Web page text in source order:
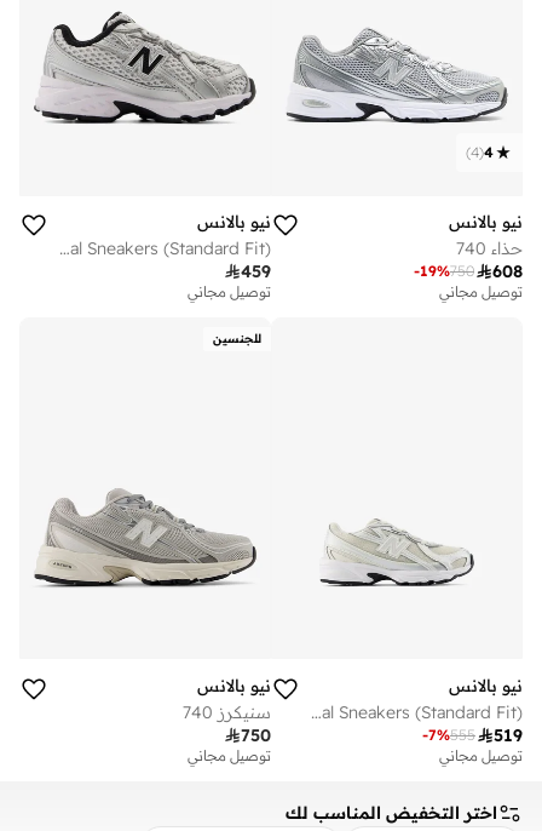
4
(
4
)
نيو بالانس
حذاء 740
608
750
-19%
توصيل مجاني
نيو بالانس
Kids 740 BUNGEE LACE casual Sneakers (Standard Fit)
459
توصيل مجاني
نيو بالانس
Kids 740 BUNGEE LACE casual Sneakers (Standard Fit)
519
555
-7%
توصيل مجاني
للجنسين
نيو بالانس
سنيكرز 740
750
توصيل مجاني
اختر التخفيض المناسب لك